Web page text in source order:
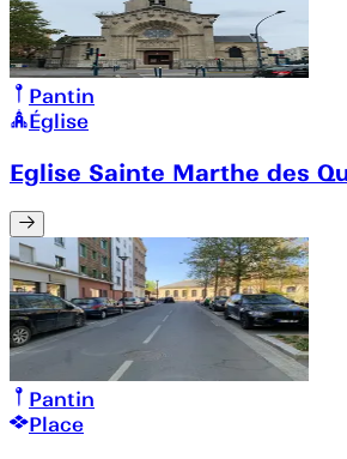
Pantin
Église
Eglise Sainte Marthe des
Pantin
Place